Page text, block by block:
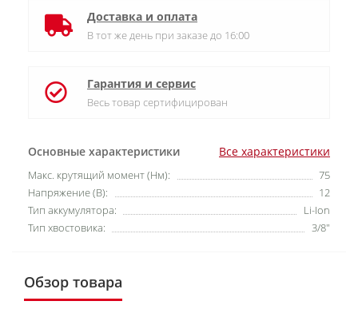
Основные характеристики Все характеристики
Макс. крутящий момент (Нм):
75
Напряжение (В):
12
Тип аккумулятора:
Li-Ion
Тип хвостовика:
3/8"
Доставка и оплата
В тот же день при заказе до 16:00
Гарантия и сервис
Весь товар сертифицирован
Обзор товара